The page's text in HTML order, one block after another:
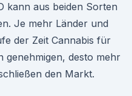
kann aus beiden Sorten
Je mehr Länder und
der Zeit Cannabis für
genehmigen, desto mehr
den Markt.